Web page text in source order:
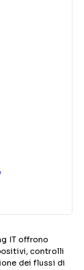
IT offrono
controlli
dei flussi di